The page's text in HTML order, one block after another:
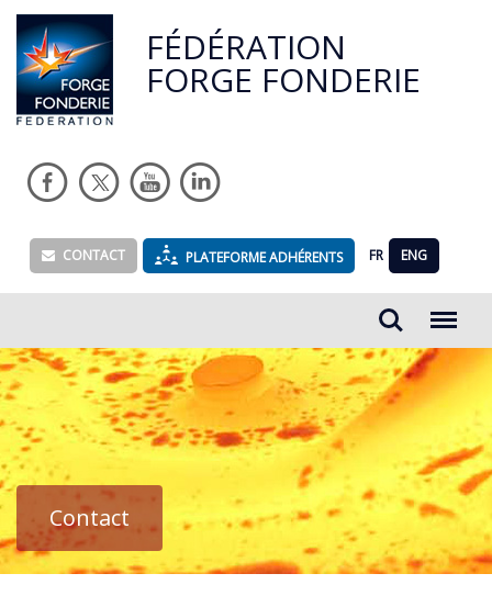
FÉDÉRATION
FORGE FONDERIE
CONTACT PLATEFORME ADHÉRENTS FR ENG
Rechercher...
Contact